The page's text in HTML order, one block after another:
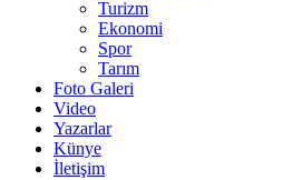
Turizm
Ekonomi
Spor
Tarım
Foto Galeri
Video
Yazarlar
Künye
İletişim